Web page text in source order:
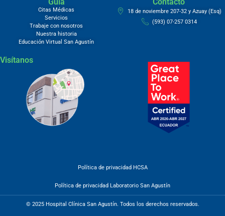
Citas Médicas
Servicios
Trabaje con nosotros
Nuestra historia
Educación Virtual San Agustín
18 de noviembre 207-32 y Azuay (Esq)
(593) 07-257 0314
Visítanos
Política de privacidad HCSA
Política de privacidad Laboratorio San Agustín
© 2025 Hospital Clínica San Agustín. Todos los derechos reservados.